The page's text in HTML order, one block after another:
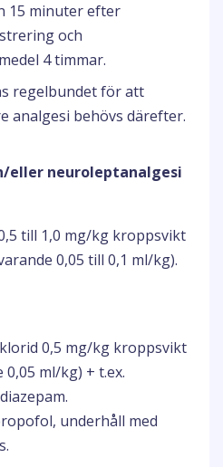
15 minuter efter
och
4 timmar.
regelbundet för att
analgesi behövs därefter.
eller neuroleptanalgesi
till 1,0 mg/kg kroppsvikt
0,05 till 0,1 ml/kg).
0,5 mg/kg kroppsvikt
0,05 ml/kg) + t.ex.
underhåll med